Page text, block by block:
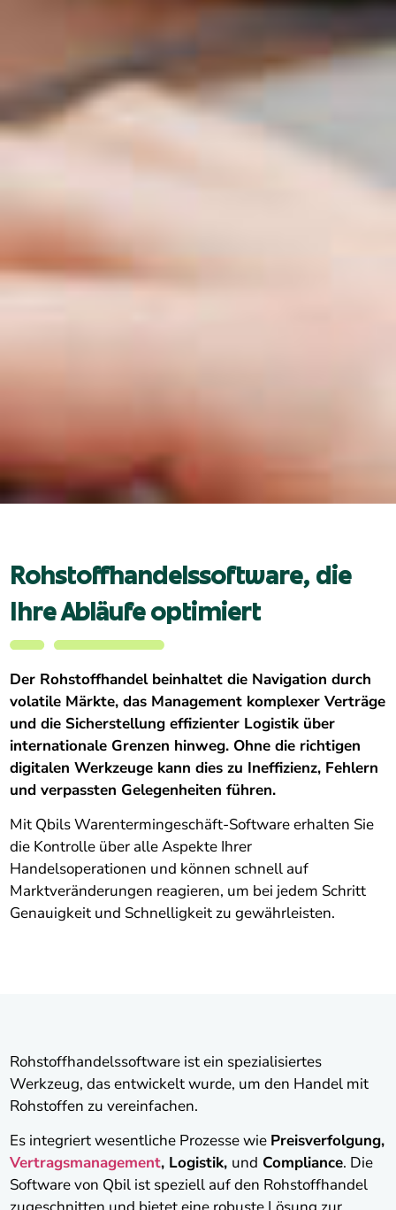
Der Rohstoffhandel beinhaltet die Navigation durch
volatile Märkte, das Management komplexer Verträge
und die Sicherstellung effizienter Logistik über
internationale Grenzen hinweg. Ohne die richtigen
digitalen Werkzeuge kann dies zu Ineffizienz, Fehlern
und verpassten Gelegenheiten führen.
Mit Qbils Warentermingeschäft-Software erhalten Sie
die Kontrolle über alle Aspekte Ihrer
Handelsoperationen und können schnell auf
Marktveränderungen reagieren, um bei jedem Schritt
Genauigkeit und Schnelligkeit zu gewährleisten.
Rohstoffhandelssoftware, die
Ihre Abläufe optimiert
Rohstoffhandelssoftware ist ein spezialisiertes
Werkzeug, das entwickelt wurde, um den Handel mit
Rohstoffen zu vereinfachen.
Es integriert wesentliche Prozesse wie Preisverfolgung,
Vertragsmanagement, Logistik, und Compliance. Die
Software von Qbil ist speziell auf den Rohstoffhandel